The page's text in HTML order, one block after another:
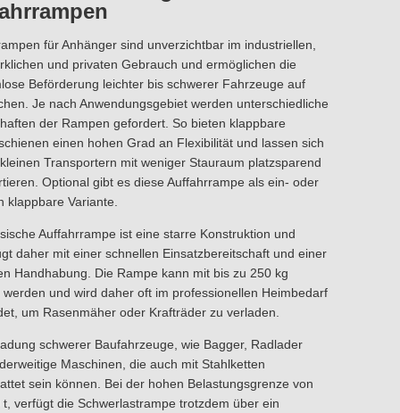
für Anhänger sind unverzichtbar im industriellen,
und privaten Gebrauch und ermöglichen die
Beförderung leichter bis schwerer Fahrzeuge auf
Je nach Anwendungsgebiet werden unterschiedliche
der Rampen gefordert. So bieten klappbare
einen hohen Grad an Flexibilität und lassen sich
Transportern mit weniger Stauraum platzsparend
Optional gibt es diese Auffahrrampe als ein- oder
klappbare Variante.
Auffahrrampe ist eine starre Konstruktion und
daher mit einer schnellen Einsatzbereitschaft und einer
Handhabung. Die Rampe kann mit bis zu 250 kg
werden und wird daher oft im professionellen Heimbedarf
um Rasenmäher oder Krafträder zu verladen.
schwerer Baufahrzeuge, wie Bagger, Radlader
Maschinen, die auch mit Stahlketten
sein können. Bei der hohen Belastungsgrenze von
t, verfügt die Schwerlastrampe trotzdem über ein